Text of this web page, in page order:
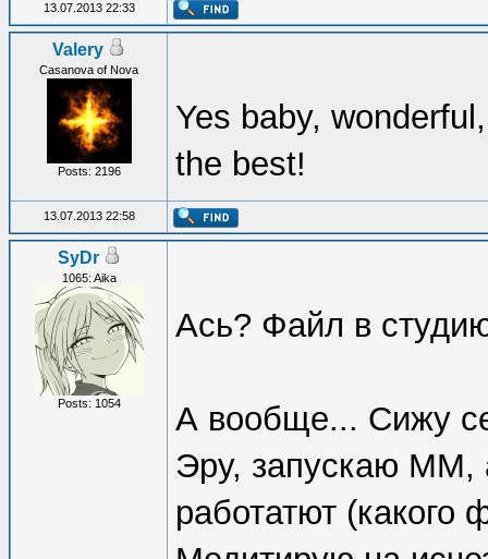
13.07.2013 22:33
Valery
Casanova of Nova
Posts: 2196
Yes baby,
the best!
13.07.2013 22:58
SyDr
1065: Aika
Posts: 1054
Ась? Файл в
А вообще... Сижу
Эру, запускаю ММ,
работатют (какого